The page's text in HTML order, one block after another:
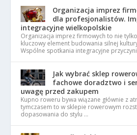
Organizacja imprez
dla profesjonalistów.
integracyjne wielkopolskie
Organizacja imprez firmowych to nie
kluczowy element budowania silnej
Wspólne spotkania integracyjne
Jak wybrać sklep
fachowe doradztwo i
uwagę przed zakupem
Kupno roweru bywa wiązane głównie z
tymczasem to w sklepie rowerowym
dopasowania do stylu …